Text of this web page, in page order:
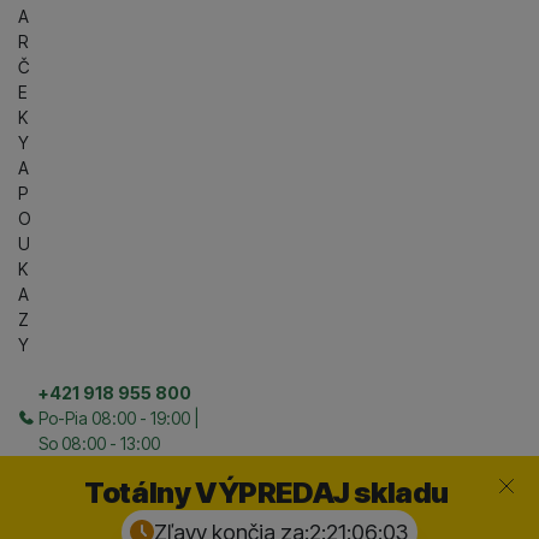
A
R
Č
E
K
Y
A
P
O
U
K
A
Z
Y
+421 918 955 800
Po-Pia 08:00 - 19:00 |
So 08:00 - 13:00
Totálny VÝPREDAJ skladu
Zľavy končia za:2:21:06:02
Zavrieť